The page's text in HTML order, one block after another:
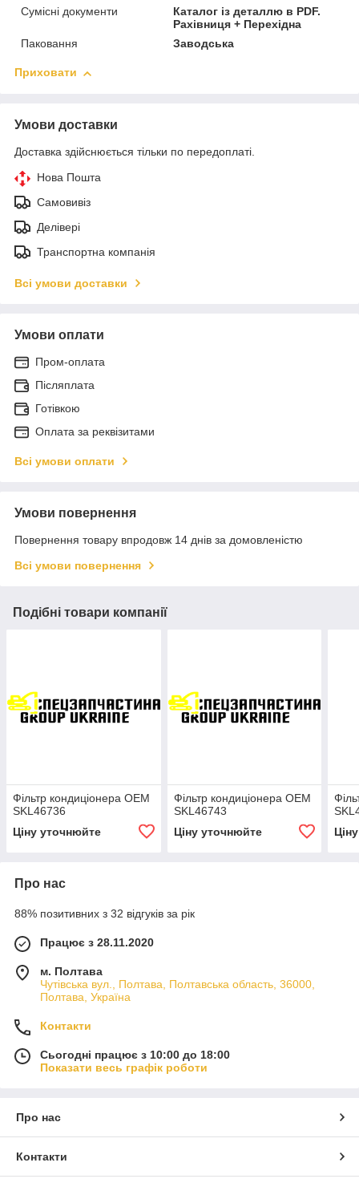
Сумісні документи
Каталог із деталлю в PDF.
Рахівниця + Перехідна
Паковання
Заводська
Приховати
Умови доставки
Доставка здійснюється тільки по передоплаті.
Нова Пошта
Самовивіз
Делівері
Транспортна компанія
Всі умови доставки
Умови оплати
Пром-оплата
Післяплата
Готівкою
Оплата за реквізитами
Всі умови оплати
Умови повернення
Повернення товару впродовж 14 днів за домовленістю
Всі умови повернення
Подібні товари компанії
Фільтр кондиціонера OEM
SKL46736
Ціну уточнюйте
Фільтр кондиціонера OEM
SKL46743
Ціну уточнюйте
Про нас
88% позитивних з 32 відгуків за рік
Працює з 28.11.2020
м. Полтава
Чутівська вул., Полтава, Полтавська область, 36000,
Полтава, Україна
Контакти
Сьогодні працює з 10:00 до 18:00
Показати весь графік роботи
Про нас
Контакти